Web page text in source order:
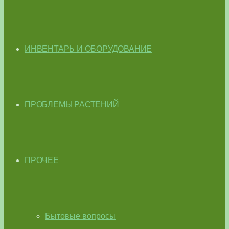
ИНВЕНТАРЬ И ОБОРУДОВАНИЕ
ПРОБЛЕМЫ РАСТЕНИЙ
ПРОЧЕЕ
Бытовые вопросы